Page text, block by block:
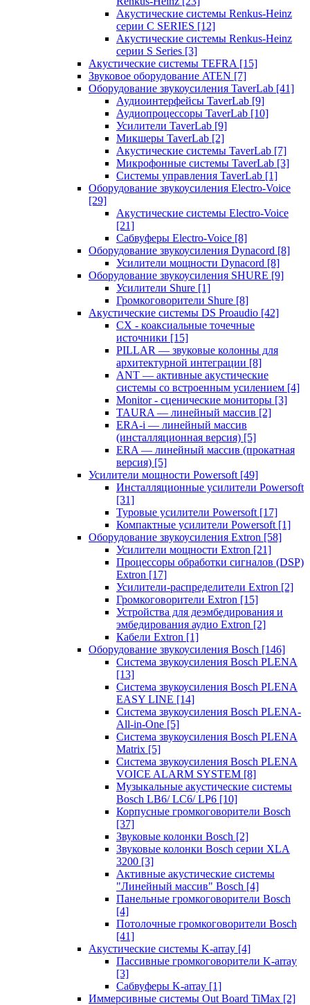
Акустические системы Renkus-Heinz
серии C SERIES [12]
Акустические системы Renkus-Heinz
серии S Series [3]
Акустические системы TEFRA [15]
Звуковое оборудование ATEN [7]
Оборудование звукоусиления TaverLab [41]
Аудиоинтерфейсы TaverLab [9]
Аудиопроцессоры TaverLab [10]
Усилители TaverLab [9]
Микшеры TaverLab [2]
Акустические системы TaverLab [7]
Микрофонные системы TaverLab [3]
Системы управления TaverLab [1]
Оборудование звукоусиления Electro-Voice
[29]
Акустические системы Electro-Voice
[21]
Сабвуферы Electro-Voice [8]
Оборудование звукоусиления Dynacord [8]
Усилители мощности Dynacord [8]
Оборудование звукоусиления SHURE [9]
Усилители Shure [1]
Громкоговорители Shure [8]
Акустические системы DS Proaudio [42]
CX - коаксиальные точечные
источники [15]
PILLAR — звуковые колонны для
архитектурной интеграции [8]
ANT — активные акустические
системы со встроенным усилением [4]
Monitor - сценические мониторы [3]
TAURA — линейный массив [2]
ERA-i — линейный массив
(инсталляционная версия) [5]
ERA — линейный массив (прокатная
версия) [5]
Усилители мощности Powersoft [49]
Инсталляционные усилители Powersoft
[31]
Туровые усилители Powersoft [17]
Компактные усилители Powersoft [1]
Оборудование звукоусиления Extron [58]
Усилители мощности Extron [21]
Процессоры обработки сигналов (DSP)
Extron [17]
Усилители-распределители Extron [2]
Громкоговорители Extron [15]
Устройства для деэмбедирования и
эмбедирования аудио Extron [2]
Кабели Extron [1]
Оборудование звукоусиления Bosch [146]
Система звукоусиления Bosch PLENA
[13]
Система звукоусиления Bosch PLENA
EASY LINE [14]
Система звукоусиления Bosch PLENA-
All-in-One [5]
Система звукоусиления Bosch PLENA
Matrix [5]
Система звукоусиления Bosch PLENA
VOICE ALARM SYSTEM [8]
Музыкальные акустические системы
Bosch LB6/ LC6/ LP6 [10]
Корпусные громкоговорители Bosch
[37]
Звуковые колонки Bosch [2]
Звуковые колонки Bosch серии XLA
3200 [3]
Активные акустические системы
"Линейный массив" Bosch [4]
Панельные громкоговорители Bosch
[4]
Потолочные громкоговорители Bosch
[41]
Акустические системы K-array [4]
Пассивные громкоговорители K-array
[3]
Сабвуферы K-array [1]
Иммерсивные системы Out Board TiMax [2]